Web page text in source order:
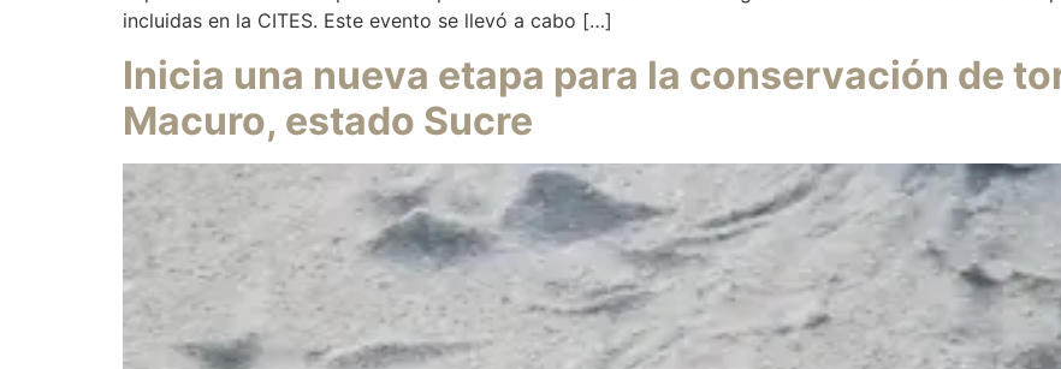
incluidas en la CITES. Este evento se llevó a cabo […]
Inicia una nueva etapa para la conservación de
Macuro, estado Sucre